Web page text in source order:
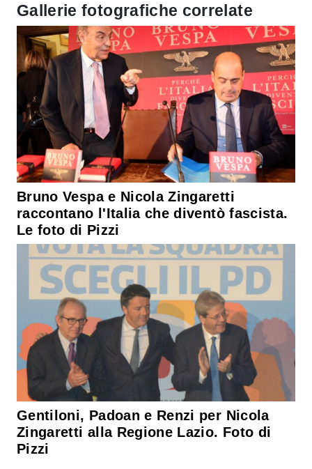
Gallerie fotografiche correlate
Bruno Vespa e Nicola Zingaretti
raccontano l'Italia che diventò fascista.
Le foto di Pizzi
Gentiloni, Padoan e Renzi per Nicola
Zingaretti alla Regione Lazio. Foto di
Pizzi